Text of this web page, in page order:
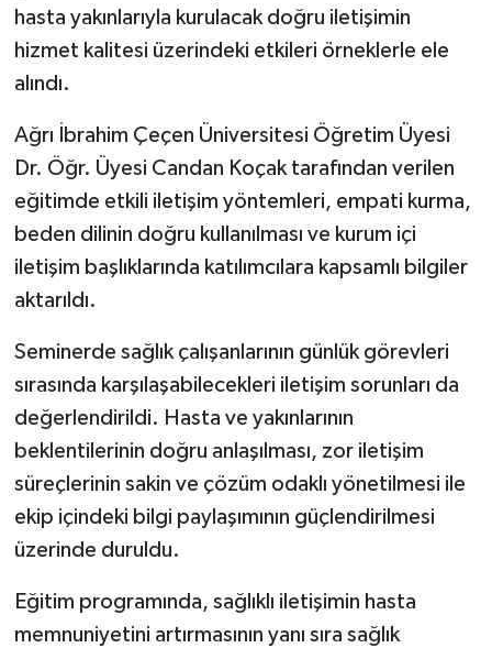
hasta yakınlarıyla kurulacak doğru iletişimin
hizmet kalitesi üzerindeki etkileri örneklerle ele
alındı.
Ağrı İbrahim Çeçen Üniversitesi Öğretim Üyesi
Dr. Öğr. Üyesi Candan Koçak tarafından verilen
eğitimde etkili iletişim yöntemleri, empati kurma,
beden dilinin doğru kullanılması ve kurum içi
iletişim başlıklarında katılımcılara kapsamlı bilgiler
aktarıldı.
Seminerde sağlık çalışanlarının günlük görevleri
sırasında karşılaşabilecekleri iletişim sorunları da
değerlendirildi. Hasta ve yakınlarının
beklentilerinin doğru anlaşılması, zor iletişim
süreçlerinin sakin ve çözüm odaklı yönetilmesi ile
ekip içindeki bilgi paylaşımının güçlendirilmesi
üzerinde duruldu.
Eğitim programında, sağlıklı iletişimin hasta
memnuniyetini artırmasının yanı sıra sağlık